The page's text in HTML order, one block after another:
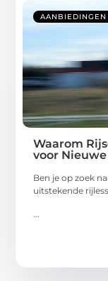
AANBIEDINGEN
Waarom
voor
Ben je op zoek
uitstekende